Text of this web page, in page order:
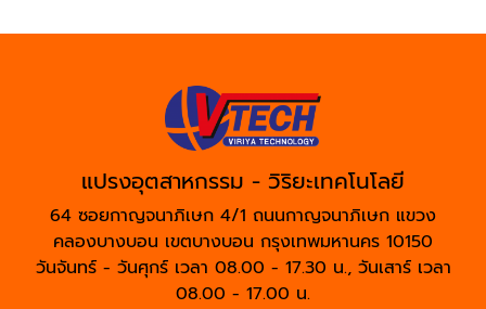
แปรงอุตสาหกรรม - วิริยะเทคโนโลยี
64 ซอยกาญจนาภิเษก 4/1 ถนนกาญจนาภิเษก แขวง
คลองบางบอน เขตบางบอน กรุงเทพมหานคร 10150
วันจันทร์ - วันศุกร์ เวลา 08.00 - 17.30 น., วันเสาร์ เวลา
08.00 - 17.00 น.